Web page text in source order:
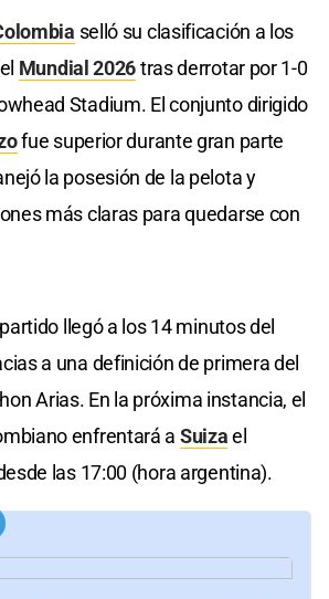
selló su clasificación a los
Mundial 2026tras derrotar por 1-0
Stadium. El conjunto dirigido
fue superior durante gran parte
la posesión de la pelota y
más claras para quedarse con
llegó a los 14 minutos del
a una definición de primera del
Arias. En la próxima instancia, el
enfrentará a Suizael
las 17:00 (hora argentina).